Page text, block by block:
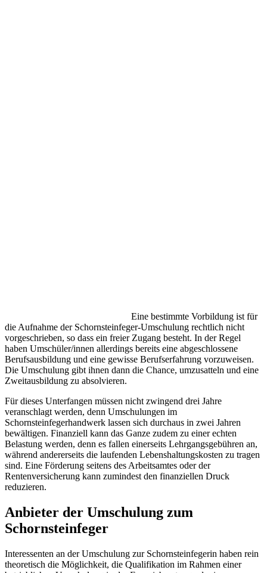
Eine bestimmte Vorbildung ist für
die Aufnahme der Schornsteinfeger-Umschulung rechtlich nicht
vorgeschrieben, so dass ein freier Zugang besteht. In der Regel
haben Umschüler/innen allerdings bereits eine abgeschlossene
Berufsausbildung und eine gewisse Berufserfahrung vorzuweisen.
Die Umschulung gibt ihnen dann die Chance, umzusatteln und eine
Zweitausbildung zu absolvieren.
Für dieses Unterfangen müssen nicht zwingend drei Jahre
veranschlagt werden, denn Umschulungen im
Schornsteinfegerhandwerk lassen sich durchaus in zwei Jahren
bewältigen. Finanziell kann das Ganze zudem zu einer echten
Belastung werden, denn es fallen einerseits Lehrgangsgebühren an,
während andererseits die laufenden Lebenshaltungskosten zu tragen
sind. Eine Förderung seitens des Arbeitsamtes oder der
Rentenversicherung kann zumindest den finanziellen Druck
reduzieren.
Anbieter der Umschulung zum
Schornsteinfeger
Interessenten an der Umschulung zur Schornsteinfegerin haben rein
theoretisch die Möglichkeit, die Qualifikation im Rahmen einer